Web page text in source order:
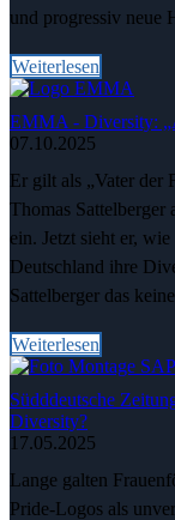
und progressiv neue
Weiterlesen
EMMA - Diversity:
07.10.2025
Er gilt als „Vater der
Thomas Sattelberger
ein. Jetzt sieht er,
Deutschland ihre
Sattelberger das
Weiterlesen
Südddeutsche
Diversity?
17.05.2025
Lange galten
Pride-Logos als